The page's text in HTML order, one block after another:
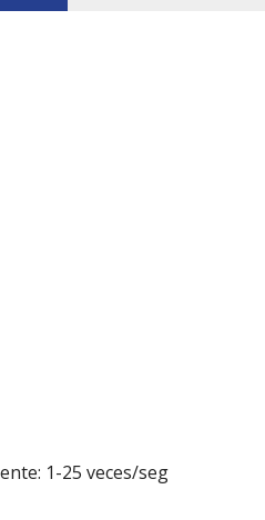
1-25 veces/seg